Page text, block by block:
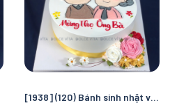
[1938] (120) Bánh sinh nhật vẽ tặng Ông Bà - Ghi dấu ấn hạnh phúc